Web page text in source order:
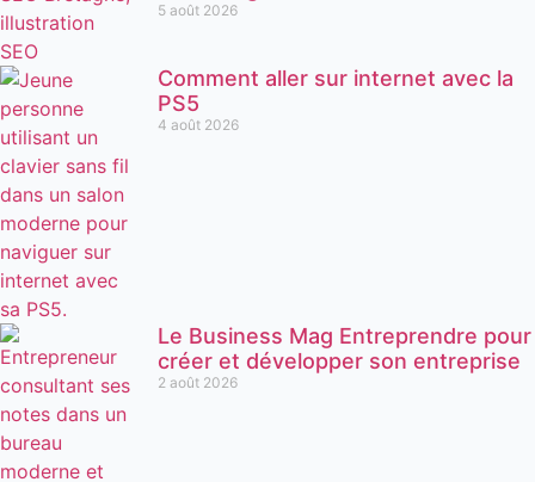
5 août 2026
Comment aller sur internet avec la
PS5
4 août 2026
Le Business Mag Entreprendre pour
créer et développer son entreprise
2 août 2026